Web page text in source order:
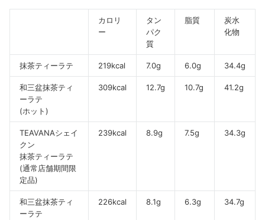
カロリ
ー
タン
パク
質
脂質
炭水
化物
抹茶ティーラテ 219kcal 7.0g 6.0g 34.4g
和三盆抹茶ティ
ーラテ
(ホット)
309kcal 12.7g 10.7g 41.2g
TEAVANAシェイ
クン
抹茶ティーラテ
(通常店舗期間限
定品)
239kcal 8.9g 7.5g 34.3g
和三盆抹茶ティ
ーラテ
226kcal 8.1g 6.3g 34.7g